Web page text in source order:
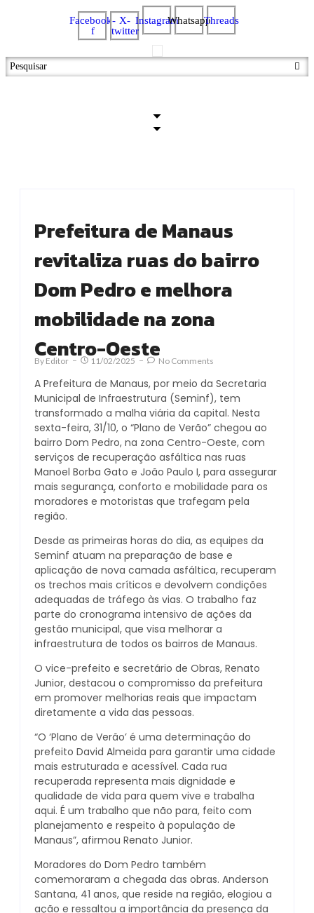
Facebook-
f
X-
twitter
InstagramWhatsappThreads
Prefeitura de Manaus
revitaliza ruas do bairro
Dom Pedro e melhora
mobilidade na zona
Centro-Oeste
By Editor 11/02/2025 No Comments
A Prefeitura de Manaus, por meio da Secretaria
Municipal de Infraestrutura (Seminf), tem
transformado a malha viária da capital. Nesta
sexta-feira, 31/10, o “Plano de Verão” chegou ao
bairro Dom Pedro, na zona Centro-Oeste, com
serviços de recuperação asfáltica nas ruas
Manoel Borba Gato e João Paulo I, para assegurar
mais segurança, conforto e mobilidade para os
moradores e motoristas que trafegam pela
região.
Desde as primeiras horas do dia, as equipes da
Seminf atuam na preparação de base e
aplicação de nova camada asfáltica, recuperam
os trechos mais críticos e devolvem condições
adequadas de tráfego às vias. O trabalho faz
parte do cronograma intensivo de ações da
gestão municipal, que visa melhorar a
infraestrutura de todos os bairros de Manaus.
O vice-prefeito e secretário de Obras, Renato
Junior, destacou o compromisso da prefeitura
em promover melhorias reais que impactam
diretamente a vida das pessoas.
“O ‘Plano de Verão’ é uma determinação do
prefeito David Almeida para garantir uma cidade
mais estruturada e acessível. Cada rua
recuperada representa mais dignidade e
qualidade de vida para quem vive e trabalha
aqui. É um trabalho que não para, feito com
planejamento e respeito à população de
Manaus”, afirmou Renato Junior.
Moradores do Dom Pedro também
comemoraram a chegada das obras. Anderson
Santana, 41 anos, que reside na região, elogiou a
ação e ressaltou a importância da presença da